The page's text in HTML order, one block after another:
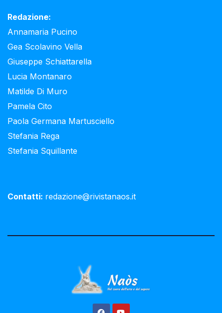
Redazione:
Annamaria Pucino
Gea Scolavino Vella
Giuseppe Schiattarella
Lucia Montanaro
Matilde Di Muro
Pamela Cito
Paola Germana Martusciello
Stefania Rega
Stefania Squillante
Contatti: redazione@rivistanaos.it